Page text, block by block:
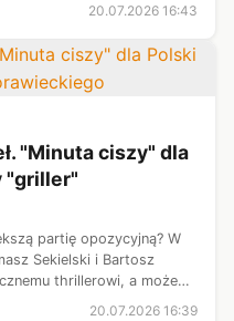
20.07.2026 16:43
"Minuta ciszy" dla
"griller"
partię opozycyjną? W
Sekielski i Bartosz
thrillerowi, a może
gatunkowi filmowemu:
20.07.2026 16:39